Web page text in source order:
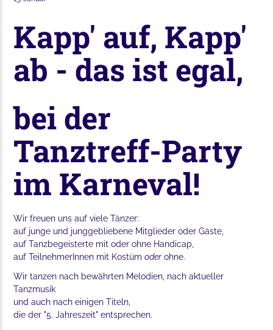
Kapp' auf, Kapp'
ab - das ist egal,
bei der
Tanztreff-Party
im Karneval!
Wir freuen uns auf viele Tänzer:
auf junge und junggebliebene Mitglieder oder Gäste,
auf Tanzbegeisterte mit oder ohne Handicap,
auf TeilnehmerInnen mit Kostümoder ohne.
Wir tanzen nach bewährten Melodien, nach aktueller
Tanzmusik
und auch nach einigen Titeln,
die der "5. Jahreszeit" entsprechen.